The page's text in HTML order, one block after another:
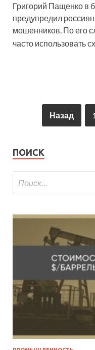
Григорий Пащенко в
предупредил
мошенников. По его
часто использовать
Назад
ПОИСК